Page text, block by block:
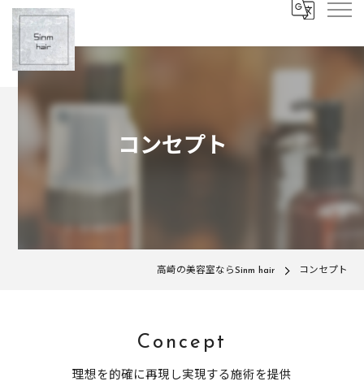
コンセプト
高崎の美容室ならSinm hair コンセプト
理想を的確に再現し実現する施術を提供
Concept